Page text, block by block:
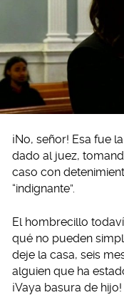
¡No, señor! Esa fue
dado al juez,
caso con
“indignante”.
El hombrecillo
qué no pueden
deje la casa, seis
alguien que ha
¡Vaya basura de hijo!